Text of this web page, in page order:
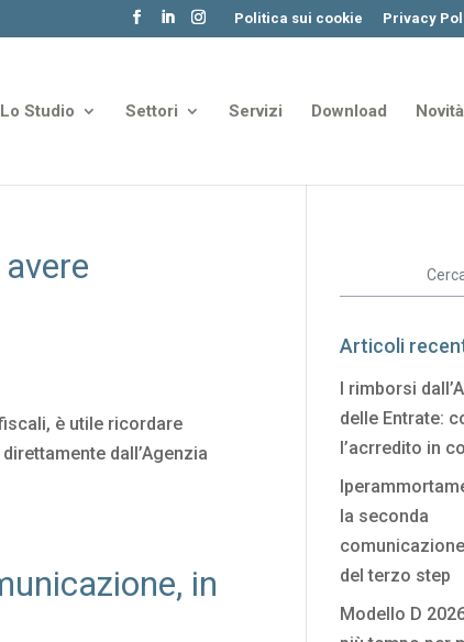
Politica sui cookie Privacy
Lo Studio Settori Servizi Download Novità
è utile ricordare
dall’Agenzia
in
Articoli
I rimborsi
delle Entrate:
l’acrredito in
la seconda
del terzo step
Modello D